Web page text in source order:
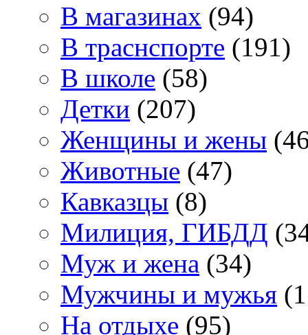
В магазинах (94)
В траснспорте (191)
В школе (58)
Детки (207)
Женщины и жены
Животные (47)
Кавказцы (8)
Милиция, ГИБДД
Муж и жена (34)
Мужчины и мужья
На отдыхе (95)